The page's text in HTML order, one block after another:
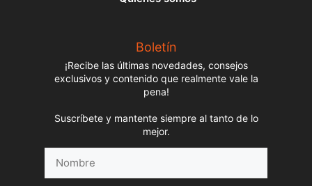
Boletín
¡Recibe las últimas novedades, consejos
exclusivos y contenido que realmente vale la
pena!
Suscríbete y mantente siempre al tanto de lo
mejor.